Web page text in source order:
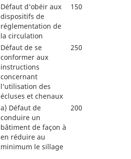
Défaut d’obéir aux
dispositifs de
réglementation de
la circulation
150
Défaut de se
conformer aux
instructions
concernant
l’utilisation des
écluses et chenaux
250
a) Défaut de
conduire un
bâtiment de façon à
en réduire au
minimum le sillage
200